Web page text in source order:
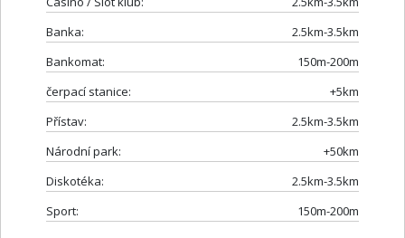
Banka:
2.5km-3.5km
Bankomat:
150m-200m
čerpací stanice:
+5km
Přístav:
2.5km-3.5km
Národní park:
+50km
Diskotéka:
2.5km-3.5km
Sport:
150m-200m